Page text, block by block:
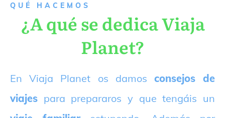
QUÉ HACEMOS
¿A qué se dedica Viaja
Planet?
En Viaja Planet os damos consejos de
viajes para prepararos y que tengáis un